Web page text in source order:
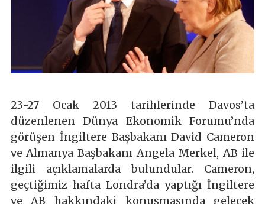
23-27 Ocak 2013 tarihlerinde Davos’ta
düzenlenen Dünya Ekonomik Forumu’nda
görüşen İngiltere Başbakanı David Cameron
ve Almanya Başbakanı Angela Merkel, AB ile
ilgili açıklamalarda bulundular. Cameron,
geçtiğimiz hafta Londra’da yaptığı İngiltere
ve AB hakkındaki konuşmasında gelecek